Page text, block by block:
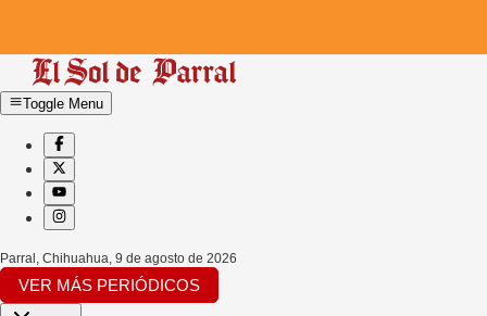
Toggle Menu
Parral, Chihuahua 9 de agosto de 2026
VER MÁS PERIÓDICOS